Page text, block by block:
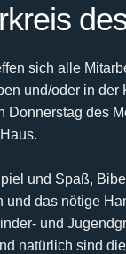
sich alle
und/oder in der
Donnerstag des
und Spaß,
und das nötige
und
natürlich sind